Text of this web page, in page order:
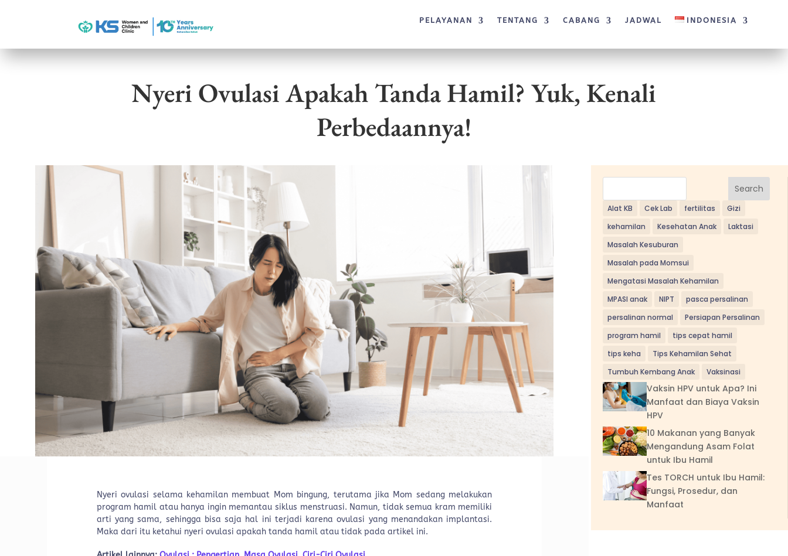
PELAYANAN TENTANG CABANG JADWAL INDONESIA
Nyeri Ovulasi Apakah Tanda Hamil? Yuk, Kenali
Perbedaannya!
Nyeri ovulasi selama kehamilan membuat Mom bingung, terutama jika Mom sedang melakukan
program hamil atau hanya ingin memantau siklus menstruasi. Namun, tidak semua kram memiliki
arti yang sama, sehingga bisa saja hal ini terjadi karena ovulasi yang menandakan implantasi.
Maka dari itu ketahui nyeri ovulasi apakah tanda hamil atau tidak pada artikel ini.
Search
Alat KB Cek Lab fertilitas
Gizi
kehamilan
Kesehatan Anak
Laktasi
Masalah Kesuburan
Masalah pada Momsui
Mengatasi Masalah Kehamilan
MPASI anak
NIPT
pasca persalinan
persalinan normal
Persiapan Persalinan
program hamil
tips cepat hamil
tips keha
Tips Kehamilan Sehat
Tumbuh Kembang Anak
Vaksinasi
Vaksin HPV untuk Apa? Ini
Manfaat dan Biaya Vaksin
HPV
10 Makanan yang Banyak
Mengandung Asam Folat
untuk Ibu Hamil
Tes TORCH untuk Ibu Hamil:
Fungsi, Prosedur, dan
Manfaat